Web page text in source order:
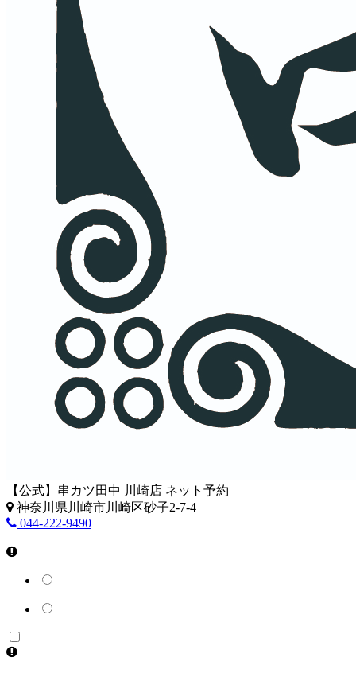
【公式】串カツ田中 川崎店 ネット予約
神奈川県川崎市川崎区砂子2-7-4
044-222-9490